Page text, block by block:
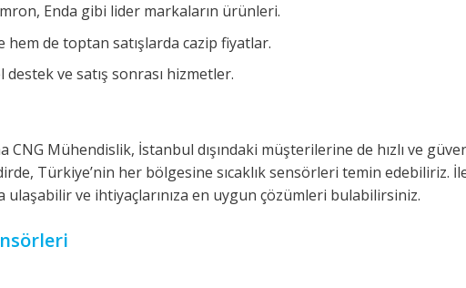
Enda gibi lider markaların ürünleri.
hem de toptan satışlarda cazip fiyatlar.
destek ve satış sonrası hizmetler.
CNG Mühendislik, İstanbul dışındaki müşterilerine de hızlı ve
Türkiye’nin her bölgesine sıcaklık sensörleri temin edebiliriz.
ulaşabilir ve ihtiyaçlarınıza en uygun çözümleri bulabilirsiniz.